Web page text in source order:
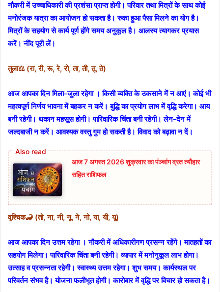
नौकरी में उच्चाधिकारी की प्रशंसा प्राप्त होगी। परिवार तथा मित्रों के साथ कोई
मनोरंजक यात्रा का आयोजन हो सकता है। रुका हुआ पैसा मिलने का योग है।
मित्रों के सहयोग से कार्य पूर्ण होंगे समय अनुकूल है। आलस्य त्यागकर प्रयास
करें। नींद पूरी लें।
तुला⚖️ (रा, री, रू, रे, रो, ता, ती, तू, ते)
आज आपका दिन मिला-जुला रहेगा । किसी व्यक्ति के उकसाने में न आएं। कोई भी
महत्वपूर्ण निर्णय भावना में बहकर न करें। बुद्धि का प्रयोग लाभ में वृद्धि करेगा। आय
बनी रहेगी। थकान महसूस होगी। पारिवारिक चिंता बनी रहेगी। लेन-देन में
जल्दबाजी न करें। आवश्यक वस्तु गुम हो सकती है। विवाद को बढ़ावा न दें।
आज 7 अगस्त 2026 शुक्रवार का पंञ्चांग व्रत त्यौहार
सहित राशिफल
वृश्चिक🦂 (तो, ना, नी, नू, ने, नो, या, यी, यू)
आज आपका दिन उत्तम रहेगा । नौकरी में अधिकारीगण प्रसन्न रहेंगे। मातहतों का
सहयोग मिलेगा। पारिवारिक चिंता बनी रहेगी। व्यापार में मनोनुकूल लाभ होगा।
उत्साह व प्रसन्नता रहेगी। स्वास्थ्‍य उत्तम रहेगा। शुभ समय। कार्यस्थल पर
परिवर्तन संभव है। योजना फलीभूत होगी। कारोबार में वृद्धि पर विचार हो सकता है।